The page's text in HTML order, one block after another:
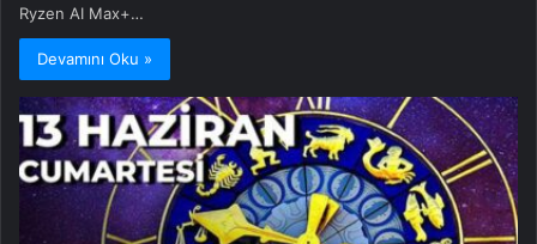
Ryzen AI Max+…
Devamını Oku »